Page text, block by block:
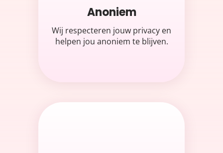
Anoniem
Wij respecteren jouw privacy en
helpen jou anoniem te blijven.